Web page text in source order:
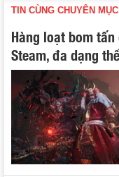
TIN CÙNG CHUYÊN MỤC
Hàng loạt bom
Steam, đa dạng